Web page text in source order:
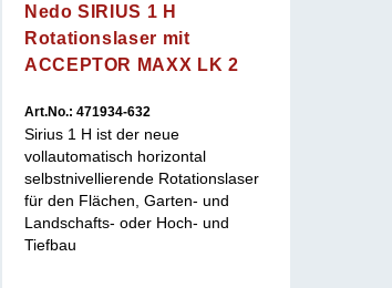
Nedo SIRIUS 1 H
Rotationslaser mit
ACCEPTOR MAXX LK 2
Art.No.: 471934-632
Sirius 1 H ist der neue
vollautomatisch horizontal
selbstnivellierende Rotationslaser
für den Flächen, Garten- und
Landschafts- oder Hoch- und
Tiefbau